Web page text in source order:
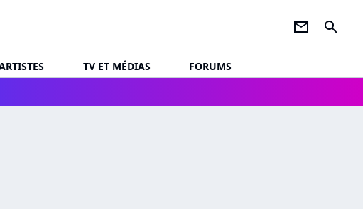
newsletter search
TV ET MÉDIAS
FORUMS